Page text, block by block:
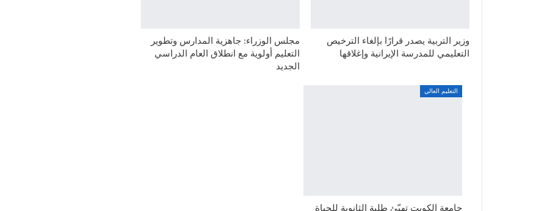
وزير التربية يصدر قرارًا بإلغاء الترخيص
التعليمي للمدرسة الإيرانية وإغلاقها
مجلس الوزراء: جاهزية المدارس وتطوير
التعليم أولوية مع انطلاق العام الدراسي
الجديد
التعليم العالي
جامعة الكويت تهيّئ طلبة الثانوية للحياة